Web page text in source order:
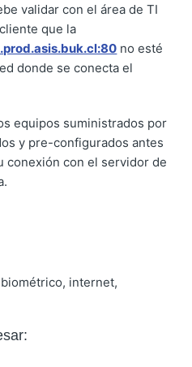
validar con el área de TI
que la
no esté
donde se conecta el
equipos suministrados por
y pre-configurados antes
conexión con el servidor de
internet,